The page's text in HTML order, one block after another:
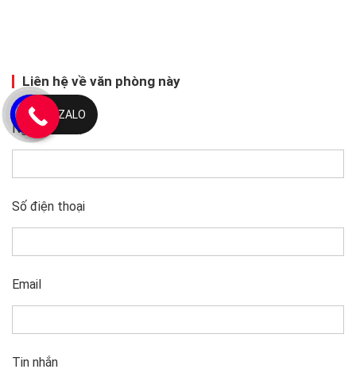
Liên hệ về văn phòng này
Người liên hệ
Số điện thoại
Email
Tin nhắn
ZALO